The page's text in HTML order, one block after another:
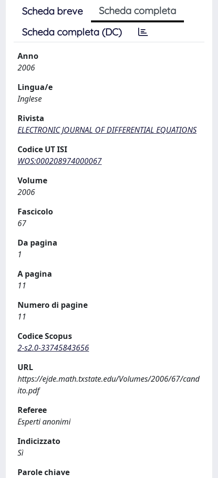
Scheda breve
Scheda completa
Scheda completa (DC)
Anno
2006
Lingua/e
Inglese
Rivista
ELECTRONIC JOURNAL OF DIFFERENTIAL EQUATIONS
Codice UT ISI
WOS:000208974000067
Volume
2006
Fascicolo
67
Da pagina
1
A pagina
11
Numero di pagine
11
Codice Scopus
2-s2.0-33745843656
URL
https://ejde.math.txstate.edu/Volumes/2006/67/cand
ito.pdf
Referee
Esperti anonimi
Indicizzato
Sì
Parole chiave